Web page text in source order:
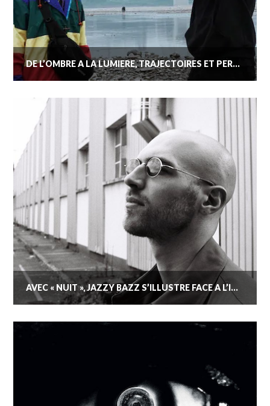
DE L’OMBRE À LA LUMIÈRE, TRAJECTOIRES ET PERSPECTIVES DU RAP CHINOIS DES ANNÉES 2000 À NOS JOURS.
AVEC « NUIT », JAZZY BAZZ S’ILLUSTRE FACE À L’INSOMNIE